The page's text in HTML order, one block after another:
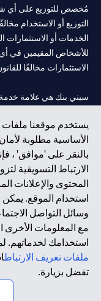
يستخدم موقعنا ملفات
الأساسية مطلوبة
بالنقر على 'موافق' ،
الارتباط التسويقية
المحتوى والإعلانات
استخدام الموقع.
وسائل التواصل
مع المعلومات الأخرى
استخدامك لخدماتهم.
ملفات تعريف الارتباط
تفضل بزيارة.
مُخصص للتوزيع على أي
التوزيع أو الاستخدام
الخدمات أو الاستثمارات
للأشخاص المقيمين في أي
الاستثمارات مخالفًا
سيتي بنك إن. إيه.
الإمارات في دبي، و
فرع سيتي بنك إن إيه -
الإمارات العربية
سيتي بنك إن إيه الإمارات
الاستشارات المالية